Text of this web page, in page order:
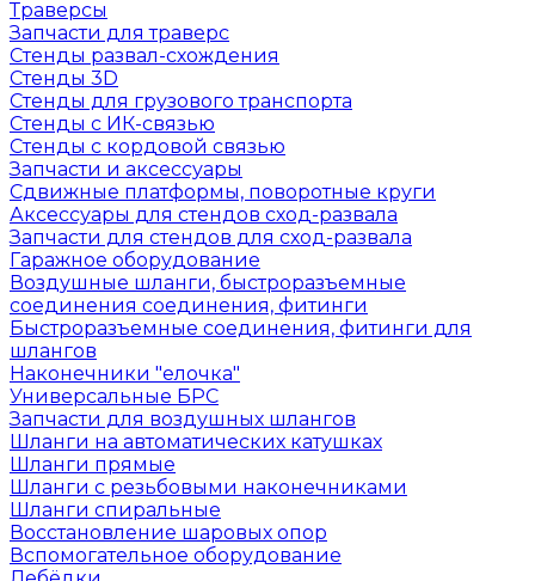
Траверсы
Запчасти для траверс
Стенды развал-схождения
Стенды 3D
Стенды для грузового транспорта
Стенды с ИК-связью
Стенды с кордовой связью
Запчасти и аксессуары
Сдвижные платформы, поворотные круги
Аксессуары для стендов сход-развала
Запчасти для стендов для сход-развала
Гаражное оборудование
Воздушные шланги, быстроразъемные
соединения соединения, фитинги
Быстроразъемные соединения, фитинги для
шлангов
Наконечники "елочка"
Универсальные БРС
Запчасти для воздушных шлангов
Шланги на автоматических катушках
Шланги прямые
Шланги с резьбовыми наконечниками
Шланги спиральные
Восстановление шаровых опор
Вспомогательное оборудование